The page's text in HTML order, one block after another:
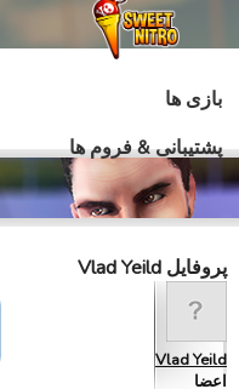
بازی ها
پشتیبانی & فروم ها
پروفایل Vlad Yeild
Vlad Yeild
اعضا